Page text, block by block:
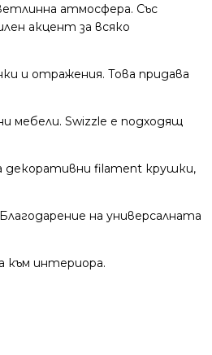
атмосфера. Със
акцент за всяко
и отражения. Това придава
мебели. Swizzle е подходящ
декоративни filament крушки,
на универсалната
към интериора.